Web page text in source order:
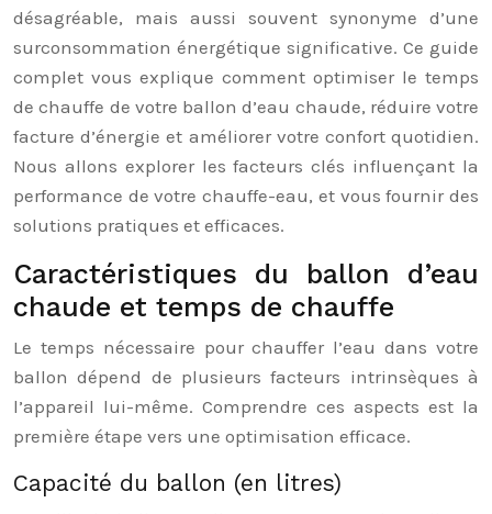
désagréable, mais aussi souvent synonyme d’une
surconsommation énergétique significative. Ce guide
complet vous explique comment optimiser le temps
de chauffe de votre ballon d’eau chaude, réduire votre
facture d’énergie et améliorer votre confort quotidien.
Nous allons explorer les facteurs clés influençant la
performance de votre chauffe-eau, et vous fournir des
solutions pratiques et efficaces.
Caractéristiques du ballon d’eau
chaude et temps de chauffe
Le temps nécessaire pour chauffer l’eau dans votre
ballon dépend de plusieurs facteurs intrinsèques à
l’appareil lui-même. Comprendre ces aspects est la
première étape vers une optimisation efficace.
Capacité du ballon (en litres)